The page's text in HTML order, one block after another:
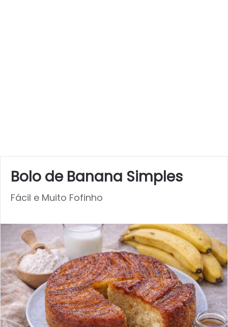
Bolo de Banana Simples
Fácil e Muito Fofinho